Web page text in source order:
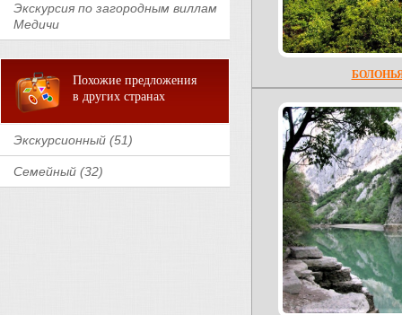
Экскурсия по загородным виллам
Медичи
Похожие предложения
в других странах
Экскурсионный (51)
Семейный (32)